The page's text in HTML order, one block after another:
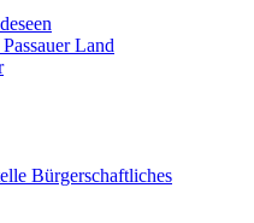
Land
Bürgerschaftliches